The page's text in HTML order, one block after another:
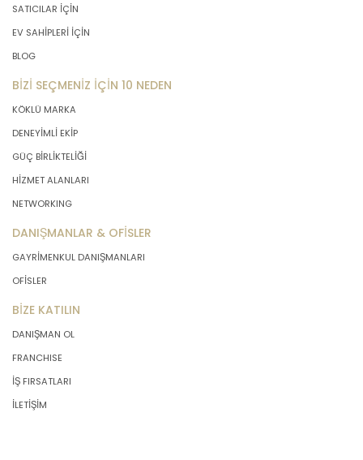
SATICILAR İÇİN
EV SAHİPLERİ İÇİN
BLOG
BİZİ SEÇMENİZ İÇİN 10 NEDEN
KÖKLÜ MARKA
DENEYİMLİ EKİP
GÜÇ BİRLİKTELİĞİ
HİZMET ALANLARI
NETWORKING
DANIŞMANLAR & OFİSLER
GAYRİMENKUL DANIŞMANLARI
OFİSLER
BİZE KATILIN
DANIŞMAN OL
FRANCHISE
İŞ FIRSATLARI
İLETİŞİM